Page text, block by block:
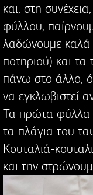
και, στη
φύλλου,
λαδώνουμε καλά
ποτηριού) και
πάνω στο άλλο,
να εγκλωβιστεί
Τα πρώτα φύλλα
τα πλάγια του
Κουταλιά-
και την